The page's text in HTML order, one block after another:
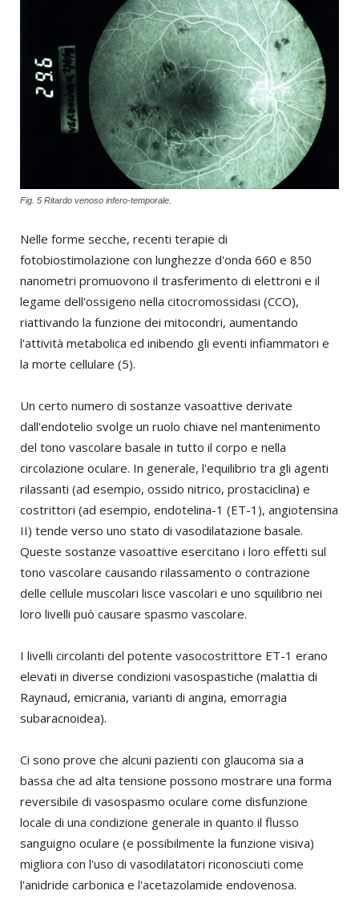
Fig. 5 Ritardo venoso infero-temporale.
Nelle forme secche, recenti terapie di
fotobiostimolazione con lunghezze d'onda 660 e 850
nanometri promuovono il trasferimento di elettroni e il
legame dell'ossigeno nella citocromossidasi (CCO),
riattivando la funzione dei mitocondri, aumentando
l'attività metabolica ed inibendo gli eventi infiammatori e
la morte cellulare (5).
Un certo numero di sostanze vasoattive derivate
dall'endotelio svolge un ruolo chiave nel mantenimento
del tono vascolare basale in tutto il corpo e nella
circolazione oculare. In generale, l'equilibrio tra gli agenti
rilassanti (ad esempio, ossido nitrico, prostaciclina) e
costrittori (ad esempio, endotelina-1 (ET-1), angiotensina
II) tende verso uno stato di vasodilatazione basale.
Queste sostanze vasoattive esercitano i loro effetti sul
tono vascolare causando rilassamento o contrazione
delle cellule muscolari lisce vascolari e uno squilibrio nei
loro livelli può causare spasmo vascolare.
I livelli circolanti del potente vasocostrittore ET-1 erano
elevati in diverse condizioni vasospastiche (malattia di
Raynaud, emicrania, varianti di angina, emorragia
subaracnoidea).
Ci sono prove che alcuni pazienti con glaucoma sia a
bassa che ad alta tensione possono mostrare una forma
reversibile di vasospasmo oculare come disfunzione
locale di una condizione generale in quanto il flusso
sanguigno oculare (e possibilmente la funzione visiva)
migliora con l'uso di vasodilatatori riconosciuti come
l'anidride carbonica e l'acetazolamide endovenosa.